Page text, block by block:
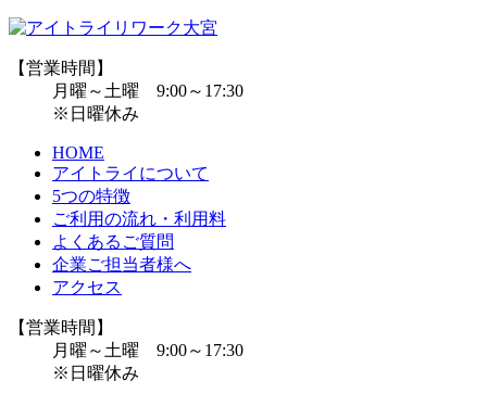
【営業時間】
月曜～土曜 9:00～17:30
※日曜休み
HOME
アイトライについて
5つの特徴
ご利用の流れ・利用料
よくあるご質問
企業ご担当者様へ
アクセス
【営業時間】
月曜～土曜 9:00～17:30
※日曜休み